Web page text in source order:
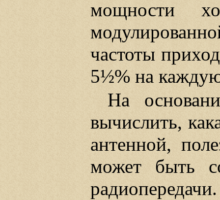
мощности
частоты
5½% на
На
вычислить,
антенной,
может быть
радиопередачи.